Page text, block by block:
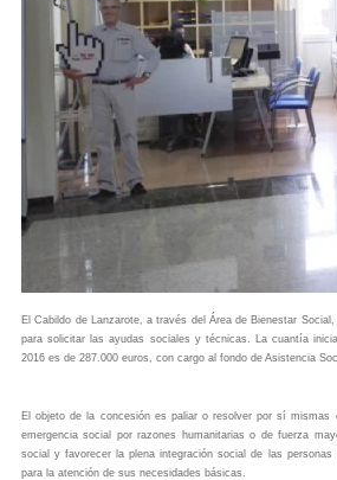
El Cabildo de Lanzarote, a través del Área de Bienestar
para solicitar las ayudas sociales y técnicas. La cuantía
2016 es de 287.000 euros, con cargo al fondo de Asistencia
El objeto de la concesión es paliar o resolver por sí mismas
emergencia social por razones humanitarias o de fuerza
social y favorecer la plena integración social de las
para la atención de sus necesidades básicas.